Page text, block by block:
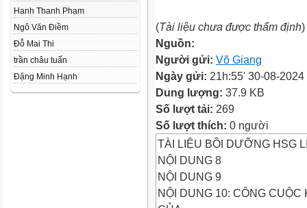
Hanh Thanh Phạm
Ngô Văn Điềm
Đỗ Mai Thi
trần châu tuấn
Đặng Minh Hạnh
(Tài liệu chưa được thẩm định)
Nguồn:
Người gửi: Võ Giang
Ngày gửi: 21h:55' 30-08-2024
Dung lượng: 37.9 KB
Số lượt tải: 269
Số lượt thích: 0 người
TÀI LIỆU BỒI DƯỠNG HSG
NỘI DUNG 8
NỘI DUNG 9
NỘI DUNG 10: CÔNG